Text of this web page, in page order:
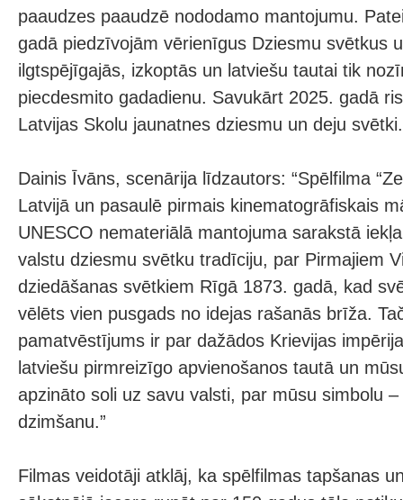
paaudzes paaudzē nododamo mantojumu.
gadā piedzīvojām vērienīgus Dziesmu svētkus
ilgtspējīgajās, izkoptās un latviešu tautai tik
piecdesmito gadadienu. Savukārt 2025. gadā
Latvijas Skolu jaunatnes dziesmu un deju svētki.
Dainis Īvāns, scenārija līdzautors: “Spēlfilma
Latvijā un pasaulē pirmais kinematogrāfiskais
UNESCO nemateriālā mantojuma sarakstā
valstu dziesmu svētku tradīciju, par Pirmajiem
dziedāšanas svētkiem Rīgā 1873. gadā, kad
vēlēts vien pusgads no idejas rašanās brīža.
pamatvēstījums ir par dažādos Krievijas
latviešu pirmreizīgo apvienošanos tautā un
apzināto soli uz savu valsti, par mūsu simbolu
dzimšanu.”
Filmas veidotāji atklāj, ka spēlfilmas tapšanas